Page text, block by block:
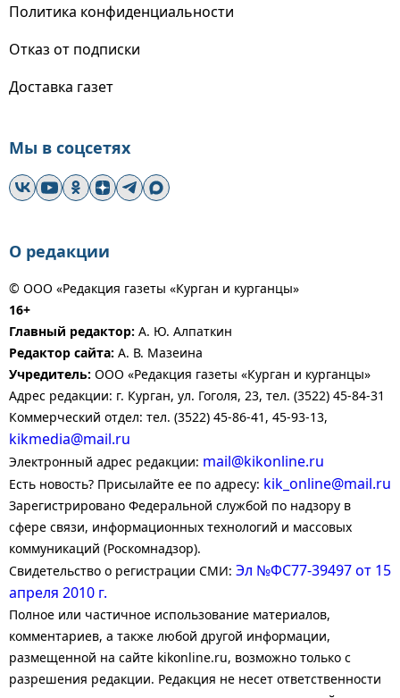
Политика конфиденциальности
Отказ от подписки
Доставка газет
Мы в соцсетях
О редакции
© ООО «Редакция газеты «Курган и курганцы»
16+
Главный редактор: А. Ю. Алпаткин
Редактор сайта: А. В. Мазеина
Учредитель: ООО «Редакция газеты «Курган и курганцы»
Адрес редакции: г. Курган, ул. Гоголя, 23, тел. (3522) 45-84-31
Коммерческий отдел: тел. (3522) 45-86-41, 45-93-13,
kikmedia@mail.ru
Электронный адрес редакции: mail@kikonline.ru
Есть новость? Присылайте ее по адресу: kik_online@mail.ru
Зарегистрировано Федеральной службой по надзору в
сфере связи, информационных технологий и массовых
коммуникаций (Роскомнадзор).
Свидетельство о регистрации СМИ: Эл №ФС77-39497 от 15
апреля 2010 г.
Полное или частичное использование материалов,
комментариев, а также любой другой информации,
размещенной на сайте kikonline.ru, возможно только с
разрешения редакции. Редакция не несет ответственности